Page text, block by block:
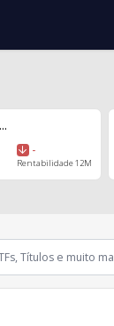
-
Rentabilidade 12M